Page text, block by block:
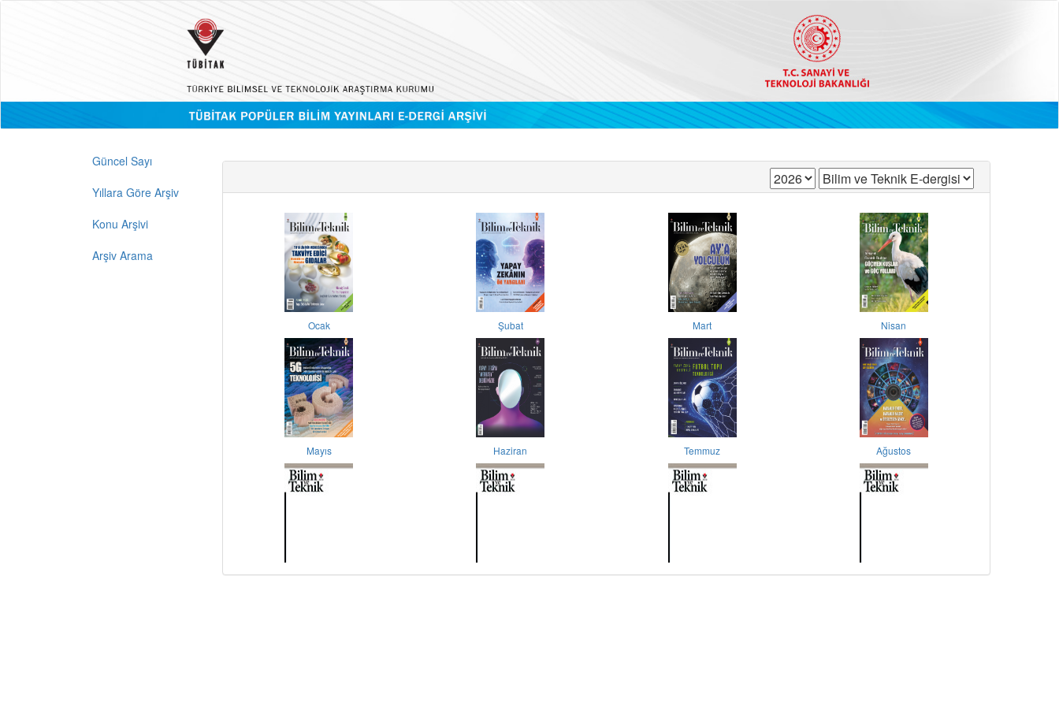
Güncel Sayı
Yıllara Göre Arşiv
Konu Arşivi
Arşiv Arama
Ocak Şubat Mart Nisan
Mayıs Haziran Temmuz Ağustos